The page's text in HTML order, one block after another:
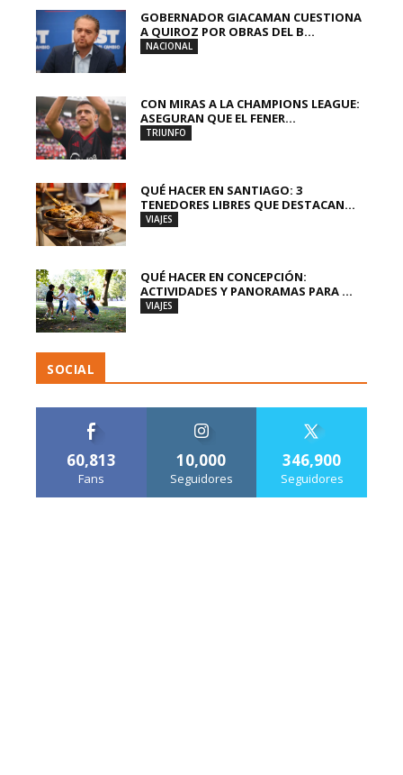
GOBERNADOR GIACAMAN CUESTIONA
A QUIROZ POR OBRAS DEL B...
NACIONAL
CON MIRAS A LA CHAMPIONS LEAGUE:
ASEGURAN QUE EL FENER...
TRIUNFO
QUÉ HACER EN SANTIAGO: 3
TENEDORES LIBRES QUE DESTACAN...
VIAJES
QUÉ HACER EN CONCEPCIÓN:
ACTIVIDADES Y PANORAMAS PARA ...
VIAJES
SOCIAL
60,813
Fans
10,000
Seguidores
346,900
Seguidores